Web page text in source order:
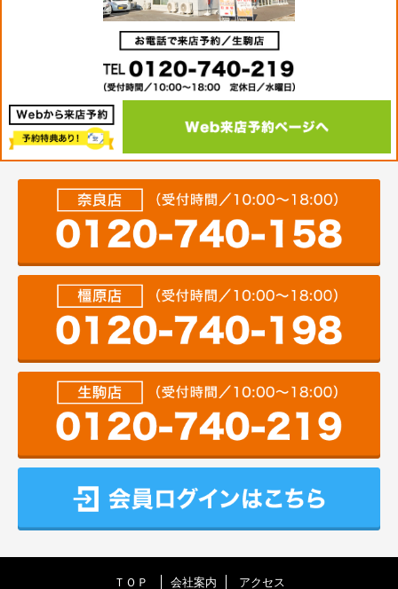
ＴＯＰ 会社案内 アクセス